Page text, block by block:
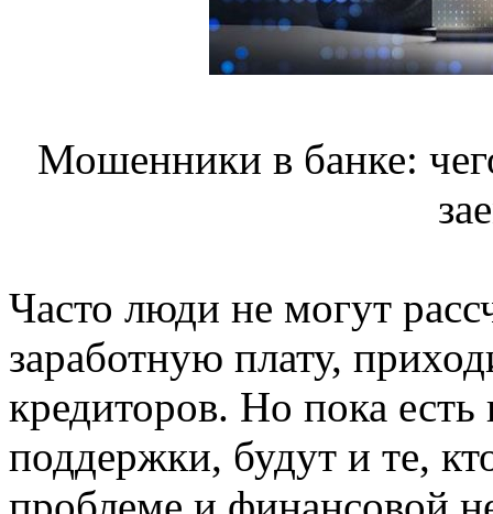
Мошенники в банке:
Часто люди не могут
заработную плату,
кредиторов. Но пока
поддержки, будут и те,